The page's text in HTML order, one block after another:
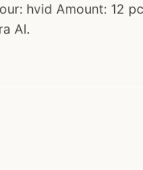
hvid Amount: 12
AI.